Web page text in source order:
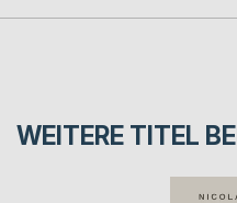
WEITERE TITEL BEI